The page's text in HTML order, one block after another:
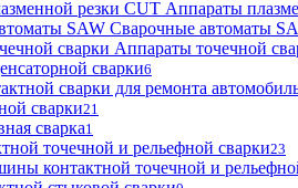
Аппараты
Сварочные автоматы
Аппараты точечной
сварки6
сварки для ремонта
сварки21
сварка1
точечной и рельефной сварки23
контактной точечной и